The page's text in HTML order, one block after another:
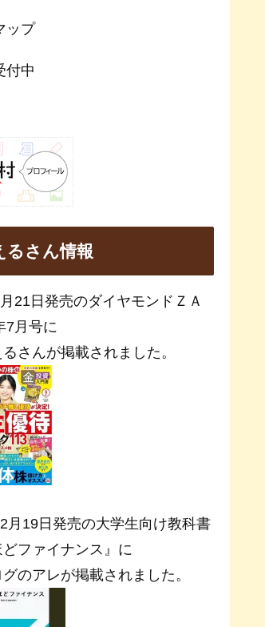
ップ
付中
るさん情報
21日発売のダイヤモンドＺＡ
7月号に
さんが掲載されました。
月19日発売の大学生向け教科書
どファイナンス』に
のアレが掲載されました。